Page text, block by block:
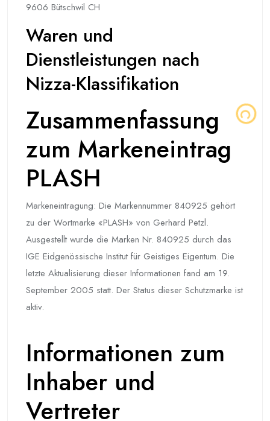
9606 Bütschwil CH
Waren und
Dienstleistungen nach
Nizza-Klassifikation
Zusammenfassung
zum Markeneintrag
PLASH
Markeneintragung: Die Markennummer 840925 gehört
zu der Wortmarke «PLASH» von Gerhard Petzl.
Ausgestellt wurde die Marken Nr. 840925 durch das
IGE Eidgenössische Institut für Geistiges Eigentum. Die
letzte Aktualisierung dieser Informationen fand am 19.
September 2005 statt. Der Status dieser Schutzmarke ist
aktiv.
Informationen zum
Inhaber und
Vertreter